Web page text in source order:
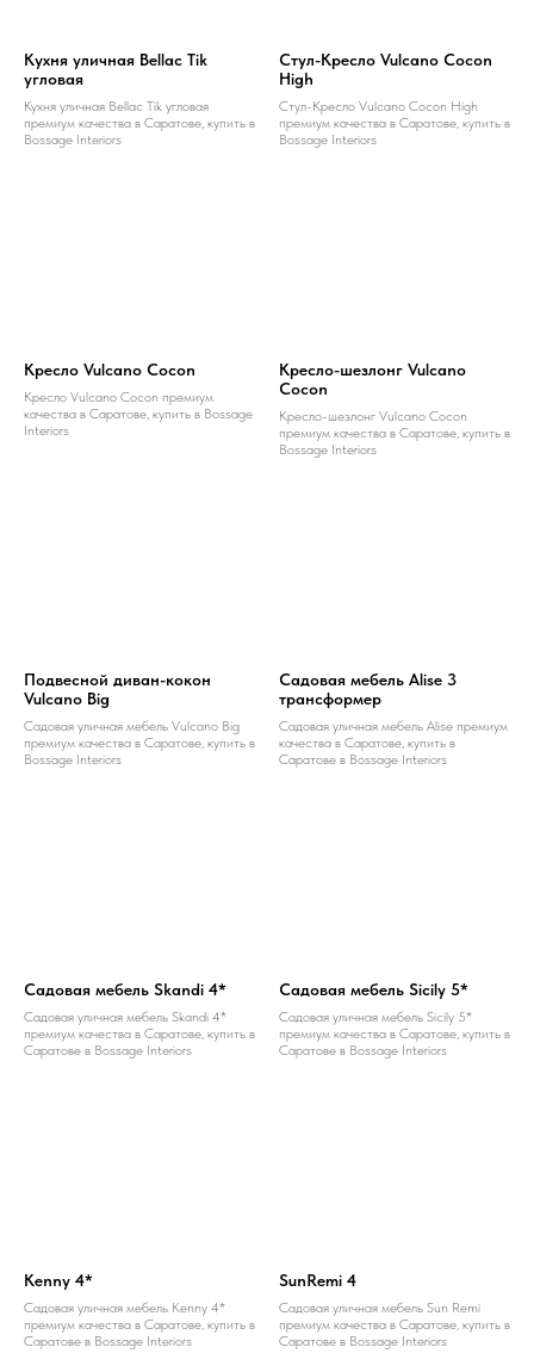
Кухня уличная Bellac Tik
угловая
Кухня уличная Bellac Tik угловая
премиум качества в Саратове, купить в
Bossage Interiors
Стул-Кресло Vulcano Cocon
High
Стул-Кресло Vulcano Cocon High
премиум качества в Саратове, купить в
Bossage Interiors
Кресло Vulcano Cocon
Кресло Vulcano Cocon премиум
качества в Саратове, купить в Bossage
Interiors
Кресло-шезлонг Vulcano
Cocon
Кресло-шезлонг Vulcano Cocon
премиум качества в Саратове, купить в
Bossage Interiors
Подвесной диван-кокон
Vulcano Big
Садовая уличная мебель Vulcano Big
премиум качества в Саратове, купить в
Bossage Interiors
Садовая мебель Alise 3
трансформер
Садовая уличная мебель Alise премиум
качества в Саратове, купить в
Саратове в Bossage Interiors
Садовая мебель Skandi 4*
Садовая уличная мебель Skandi 4*
премиум качества в Саратове, купить в
Саратове в Bossage Interiors
Садовая мебель Sicily 5*
Садовая уличная мебель Sicily 5*
премиум качества в Саратове, купить в
Саратове в Bossage Interiors
Kenny 4*
Садовая уличная мебель Kenny 4*
премиум качества в Саратове, купить в
Саратове в Bossage Interiors
SunRemi 4
Садовая уличная мебель Sun Remi
премиум качества в Саратове, купить в
Саратове в Bossage Interiors